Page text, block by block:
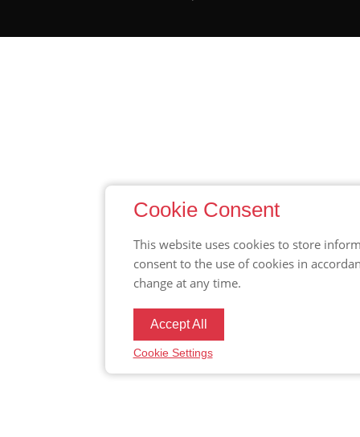
Cookie Consent
This website uses cookies to store
consent to the use of cookies in
change at any time.
Accept All
Cookie Settings